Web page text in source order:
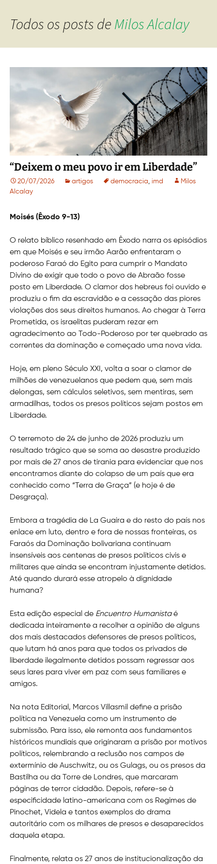
Todos os posts de Milos Alcalay
“Deixem o meu povo ir em Liberdade”
20/07/2026 artigos democracia, imd
Milos
Alcalay
Moisés (Êxodo 9-13)
O relato bíblico resenhado em Êxodo narra os episódios
em que Moisés e seu irmão Aarão enfrentaram o
poderoso Faraó do Egito para cumprir o Mandato
Divino de exigir que todo o povo de Abraão fosse
posto em Liberdade. O clamor dos hebreus foi ouvido e
produziu o fim da escravidão e a cessação das piores
violações dos seus direitos humanos. Ao chegar à Terra
Prometida, os israelitas puderam rezar em
agradecimento ao Todo-Poderoso por ter quebrado as
correntes da dominação e começado uma nova vida.
Hoje, em pleno Século XXI, volta a soar o clamor de
milhões de venezuelanos que pedem que, sem mais
delongas, sem cálculos seletivos, sem mentiras, sem
armadilhas, todos os presos políticos sejam postos em
Liberdade.
O terremoto de 24 de junho de 2026 produziu um
resultado trágico que se soma ao desastre produzido
por mais de 27 anos de tirania para evidenciar que nos
encontramos diante do colapso de um país que era
conhecido como “Terra de Graça” (e hoje é de
Desgraça).
Embora a tragédia de La Guaira e do resto do país nos
enlace em luto, dentro e fora de nossas fronteiras, os
Faraós da Dominação bolivariana continuam
insensíveis aos centenas de presos políticos civis e
militares que ainda se encontram injustamente detidos.
Até quando durará esse atropelo à dignidade
humana?
Esta edição especial de Encuentro Humanistaé
dedicada inteiramente a recolher a opinião de alguns
dos mais destacados defensores de presos políticos,
que lutam há anos para que todos os privados de
liberdade ilegalmente detidos possam regressar aos
seus lares para viver em paz com seus familiares e
amigos.
Na nota Editorial, Marcos Villasmil define a prisão
política na Venezuela como um instrumento de
submissão. Para isso, ele remonta aos fundamentos
históricos mundiais que originaram a prisão por motivos
políticos, relembrando a reclusão nos campos de
extermínio de Auschwitz, ou os Gulags, ou os presos da
Bastilha ou da Torre de Londres, que marcaram
páginas de terror cidadão. Depois, refere-se à
especificidade latino-americana com os Regimes de
Pinochet, Videla e tantos exemplos do drama
autoritário com os milhares de presos e desaparecidos
daquela etapa.
Finalmente, relata os 27 anos de institucionalização da